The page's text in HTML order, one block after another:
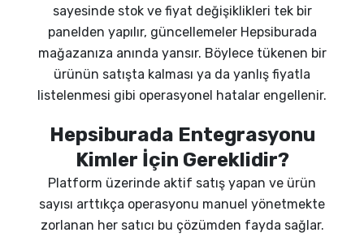
sayesinde stok ve fiyat değişiklikleri tek bir
panelden yapılır, güncellemeler Hepsiburada
mağazanıza anında yansır. Böylece tükenen bir
ürünün satışta kalması ya da yanlış fiyatla
listelenmesi gibi operasyonel hatalar engellenir.
Hepsiburada Entegrasyonu
Kimler İçin Gereklidir?
Platform üzerinde aktif satış yapan ve ürün
sayısı arttıkça operasyonu manuel yönetmekte
zorlanan her satıcı bu çözümden fayda sağlar.